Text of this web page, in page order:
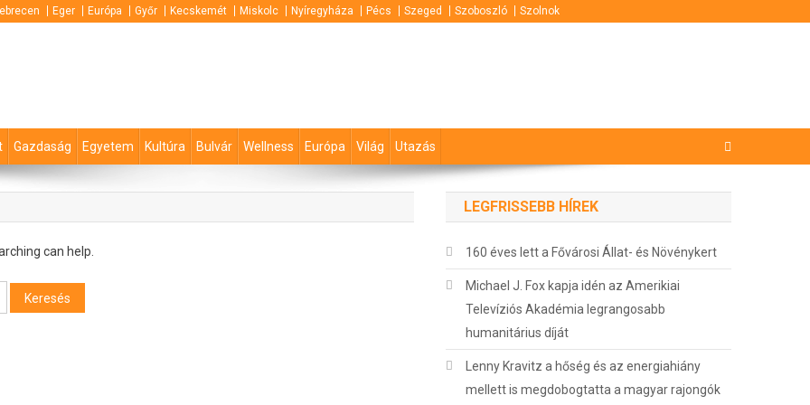
Eger Európa Győr Kecskemét Miskolc Nyíregyháza Pécs Szeged Szoboszló Szolnok
Gazdaság Egyetem Kultúra Bulvár Wellness Európa Világ Utazás
can help.
LEGFRISSEBB HÍREK
160 éves lett a Fővárosi Állat- és Növénykert
Michael J. Fox kapja idén az Amerikiai
Televíziós Akadémia legrangosabb
humanitárius díját
Lenny Kravitz a hőség és az energiahiány
mellett is megdobogtatta a magyar rajongók